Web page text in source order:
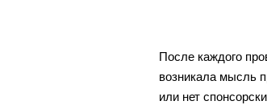
После каждого
возникала мысль
или нет